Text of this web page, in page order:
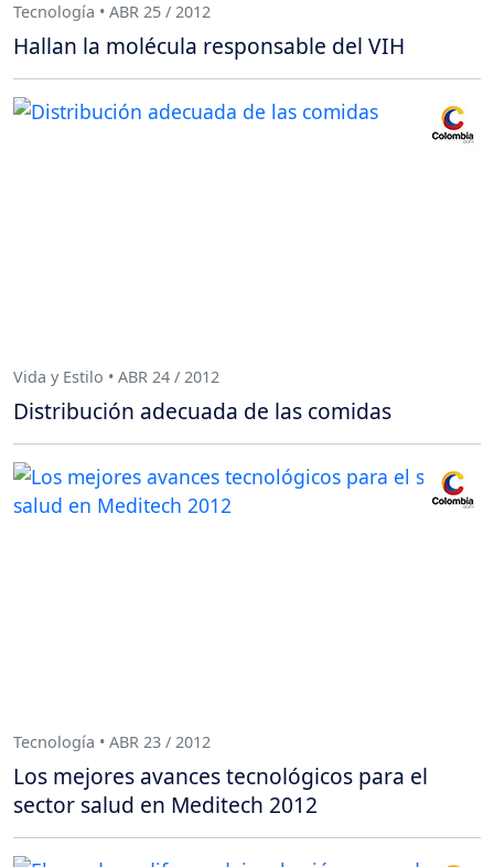
Tecnología • ABR 25 / 2012
Hallan la molécula responsable del VIH
Vida y Estilo • ABR 24 / 2012
Distribución adecuada de las comidas
Tecnología • ABR 23 / 2012
Los mejores avances tecnológicos para el
sector salud en Meditech 2012